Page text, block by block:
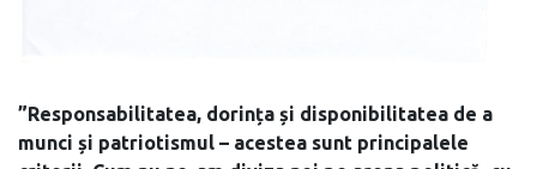
”Responsabilitatea, dorința și disponibilitatea de a
munci și patriotismul – acestea sunt principalele